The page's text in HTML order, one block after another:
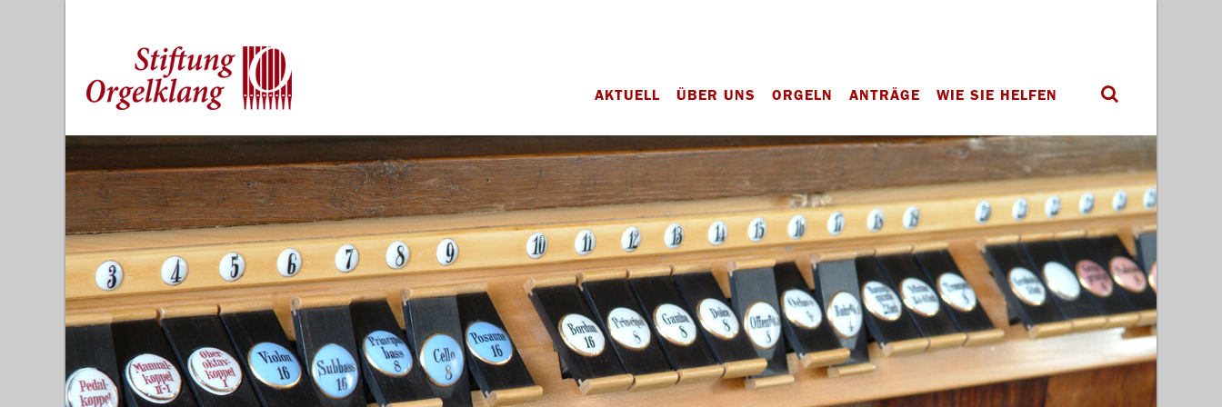
AKTUELL ÜBER UNS ORGELN ANTRÄGE WIE SIE HELFEN